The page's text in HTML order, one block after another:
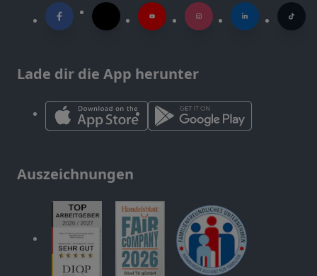
Lade dir die App herunter
Auszeichnungen